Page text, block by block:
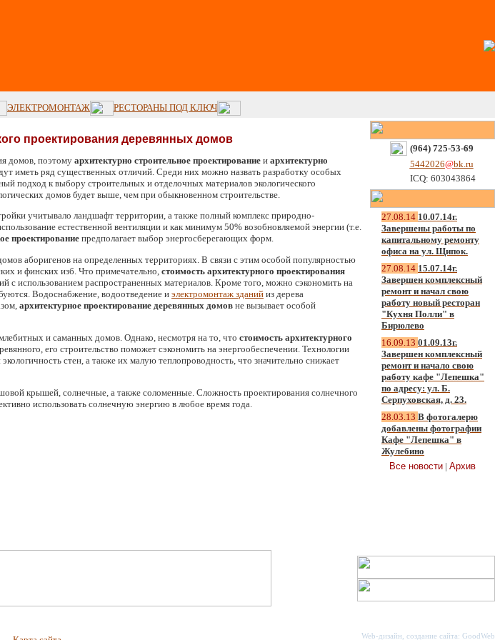
ЭЛЕКТРОМОНТАЖ
РЕСТОРАНЫ ПОД КЛЮЧ
проектирования деревянных домов
домов, поэтому архитектурно строительное проектирование и архитектурно
иметь ряд существенных отличий. Среди них можно назвать разработку особых
подход к выбору строительных и отделочных материалов экологического
домов будет выше, чем при обыкновенном строительстве.
учитывало ландшафт территории, а также полный комплекс природно-
естественной вентиляции и как минимум 50% возобновляемой энергии (т.е.
проектированиепредполагает выбор энергосберегающих форм.
аборигенов на определенных территориях. В связи с этим особой популярностью
и финских изб. Что примечательно, стоимость архитектурного проектирования
с использованием распространенных материалов. Кроме того, можно сэкономить на
Водоснабжение, водоотведение и электромонтаж зданий из дерева
архитектурное проектирование деревянных домов не вызывает особой
и саманных домов. Однако, несмотря на то, что стоимость архитектурного
его строительство поможет сэкономить на энергообеспечении. Технологии
стен, а также их малую теплопроводность, что значительно снижает
крышей, солнечные, а также соломенные. Сложность проектирования солнечного
использовать солнечную энергию в любое время года.
(964) 725-53-69
5442026@bk.ru
ICQ: 603043864
27.08.14 10.07.14г.
Завершены работы по
капитальному ремонту
офиса на ул. Щипок.
27.08.14 15.07.14г.
Завершен комплексный
ремонт и начал свою
работу новый ресторан
"Кухня Полли" в
Бирюлево
16.09.13 01.09.13г.
Завершен комплексный
ремонт и начало свою
работу кафе "Лепешка"
по адресу: ул. Б.
Серпуховская, д. 23.
28.03.13 В фотогалерю
добавлены фотографии
Кафе "Лепешка" в
Жулебино
Все новости | Архив
Web-дизайн, создание сайта: GoodWeb